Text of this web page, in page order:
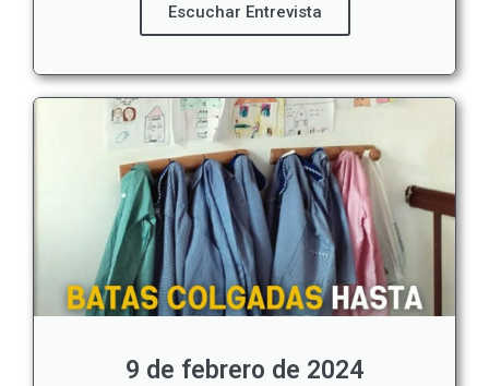
Escuchar Entrevista
9 de febrero de 2024